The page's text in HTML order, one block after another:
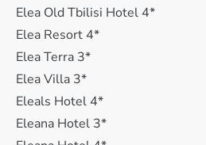
Elea Old Tbilisi Hotel 4*
Elea Resort 4*
Elea Terra 3*
Elea Villa 3*
Eleals Hotel 4*
Eleana Hotel 3*